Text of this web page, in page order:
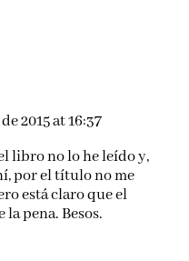
2015 at 16:37
libro no lo he leído y,
por el título no me
está claro que el
pena. Besos.